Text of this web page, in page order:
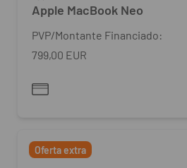
Apple MacBook Neo
PVP/Montante Financiado:
799,00 EUR
Oferta extra